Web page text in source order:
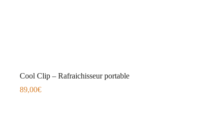
Cool Clip – Rafraichisseur portable
89,00€